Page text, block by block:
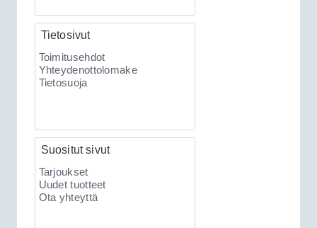
XKLoader2 ohjelmointikaapeli CAN
Tietosivut
Toimitusehdot
Yhteydenottolomake
Tietosuoja
Suositut sivut
Tarjoukset
Uudet tuotteet
Ota yhteyttä